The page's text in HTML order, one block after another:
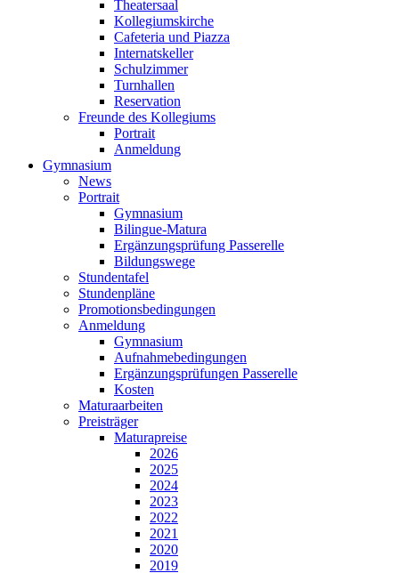
Theatersaal
Kollegiumskirche
Cafeteria und Piazza
Internatskeller
Schulzimmer
Turnhallen
Reservation
Freunde des Kollegiums
Portrait
Anmeldung
Gymnasium
News
Portrait
Gymnasium
Bilingue-Matura
Ergänzungsprüfung Passerelle
Bildungswege
Stundentafel
Stundenpläne
Promotionsbedingungen
Anmeldung
Gymnasium
Aufnahmebedingungen
Ergänzungsprüfungen Passerelle
Kosten
Maturaarbeiten
Preisträger
Maturapreise
2026
2025
2024
2023
2022
2021
2020
2019